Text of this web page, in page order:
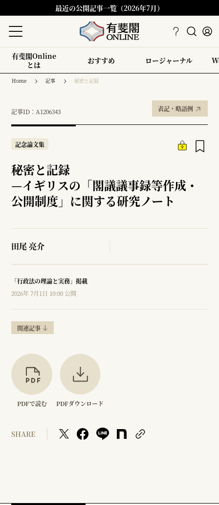
最近の公開記事一覧（2026年7月）
有斐閣Online
とは
おすすめ ロージャーナル
Home 記事 秘密と記録
記事ID：A1206343 表記・略語例
記念論文集
秘密と記録
—イギリスの「閣議議事録等作成・
公開制度」に関する研究ノート
田尾 亮介
「行政法の理論と実務」掲載
2026年 7月1日 10:00 公開
関連記事
PDFで読む PDFダウンロード
SHARE